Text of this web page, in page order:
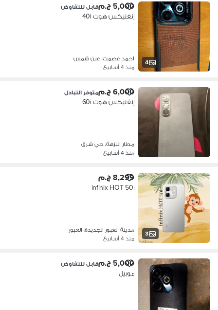
4
5,000 ج.م قابل للتفاوض
إنفنيكس هوت 40i
احمد عصمت، عين شمس
منذ 4 أسابيع
6,000 ج.م متوفر التبادل
إنفنيكس هوت 60i
مطار النزهة، حي شرق
منذ 4 أسابيع
3
8,299 ج.م
infinix HOT 50i
مدينة العبور الجديدة، العبور
منذ 4 أسابيع
5,000 ج.م قابل للتفاوض
موبيل